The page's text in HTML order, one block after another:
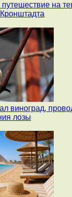
путешествие на
виноград,
лозы